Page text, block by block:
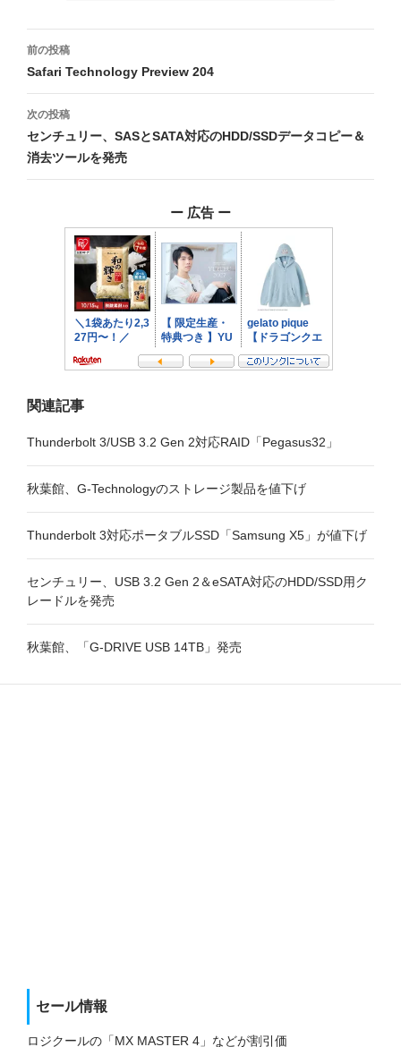
投
稿
ナ
ビ
ゲ
前の投稿
Safari Technology Preview 204
次の投稿
センチュリー、SASとSATA対応のHDD/SSDデータコピー＆
消去ツールを発売
ー 広告 ー
関連記事
Thunderbolt 3/USB 3.2 Gen 2対応RAID「Pegasus32」
秋葉館、G-Technologyのストレージ製品を値下げ
Thunderbolt 3対応ポータブルSSD「Samsung X5」が値下げ
センチュリー、USB 3.2 Gen 2＆eSATA対応のHDD/SSD用ク
レードルを発売
秋葉館、「G-DRIVE USB 14TB」発売
セール情報
ロジクールの「MX MASTER 4」などが割引価